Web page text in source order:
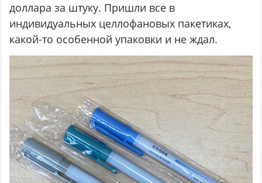
доллара за штуку. Пришли все в
индивидуальных целлофановых пакетиках,
какой-то особенной упаковки и не ждал.